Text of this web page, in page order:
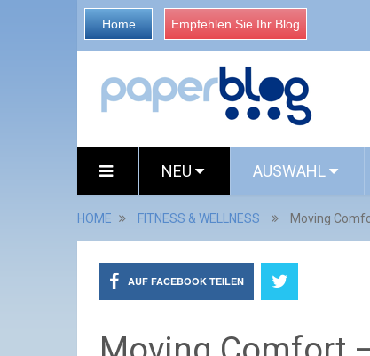
Home Empfehlen Sie Ihr Blog
NEU AUSWAHL
HOME FITNESS & WELLNESS Moving
AUF FACEBOOK TEILEN